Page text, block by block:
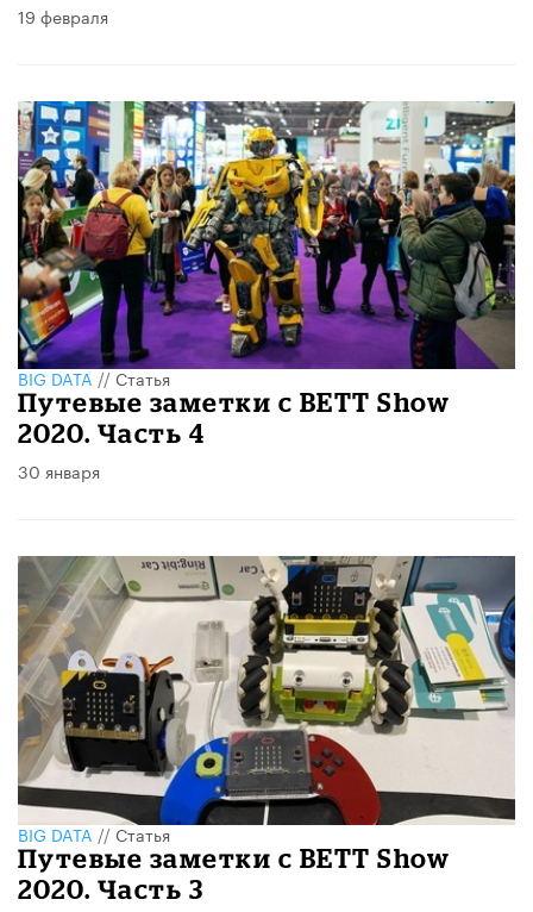
19 февраля
BIG DATA//Статья
Путевые заметки с BETT Show
2020. Часть 4
30 января
BIG DATA//Статья
Путевые заметки с BETT Show
2020. Часть 3